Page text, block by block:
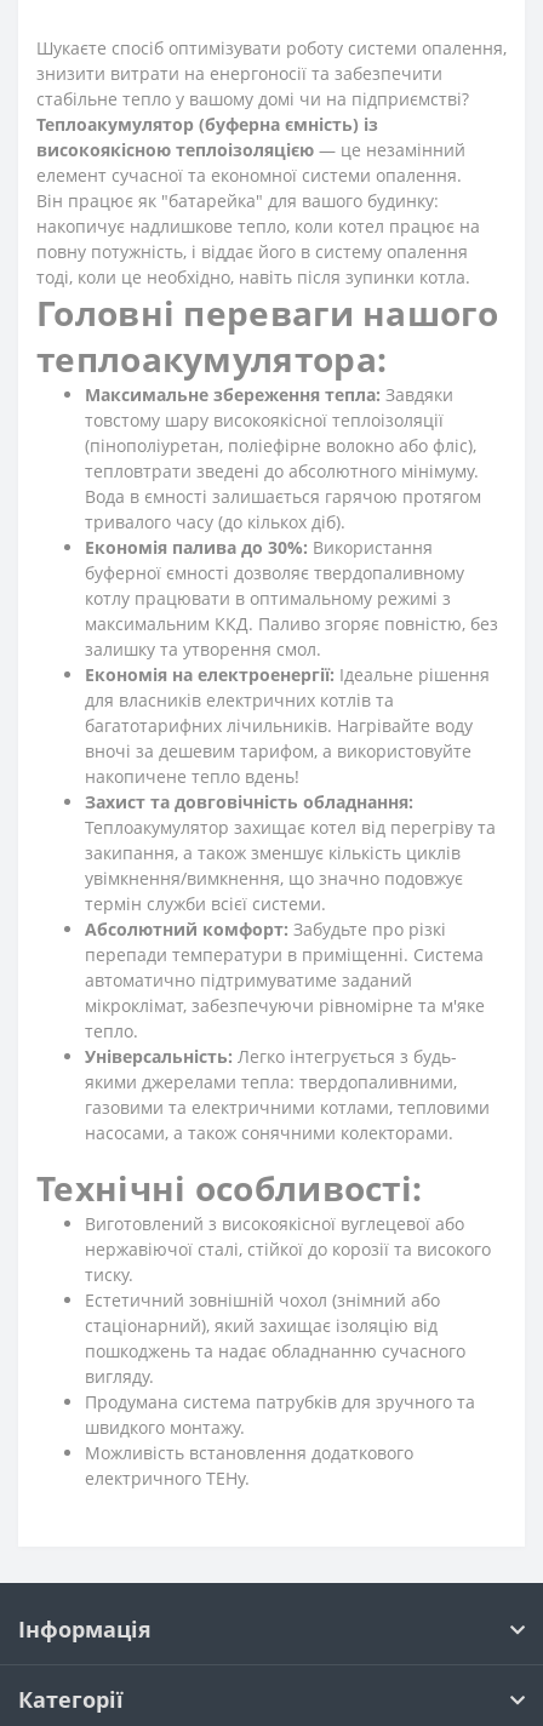
Шукаєте спосіб оптимізувати роботу системи опалення,
знизити витрати на енергоносії та забезпечити
стабільне тепло у вашому домі чи на підприємстві?
Теплоакумулятор (буферна ємність) із
високоякісною теплоізоляцією — це незамінний
елемент сучасної та економної системи опалення.
Він працює як "батарейка" для вашого будинку:
накопичує надлишкове тепло, коли котел працює на
повну потужність, і віддає його в систему опалення
тоді, коли це необхідно, навіть після зупинки котла.
Головні переваги нашого
теплоакумулятора:
Максимальне збереження тепла: Завдяки
товстому шару високоякісної теплоізоляції
(пінополіуретан, поліефірне волокно або фліс),
тепловтрати зведені до абсолютного мінімуму.
Вода в ємності залишається гарячою протягом
тривалого часу (до кількох діб).
Економія палива до 30%: Використання
буферної ємності дозволяє твердопаливному
котлу працювати в оптимальному режимі з
максимальним ККД. Паливо згоряє повністю, без
залишку та утворення смол.
Економія на електроенергії: Ідеальне рішення
для власників електричних котлів та
багатотарифних лічильників. Нагрівайте воду
вночі за дешевим тарифом, а використовуйте
накопичене тепло вдень!
Захист та довговічність обладнання:
Теплоакумулятор захищає котел від перегріву та
закипання, а також зменшує кількість циклів
увімкнення/вимкнення, що значно подовжує
термін служби всієї системи.
Абсолютний комфорт: Забудьте про різкі
перепади температури в приміщенні. Система
автоматично підтримуватиме заданий
мікроклімат, забезпечуючи рівномірне та м'яке
тепло.
Універсальність: Легко інтегрується з будь-
якими джерелами тепла: твердопаливними,
газовими та електричними котлами, тепловими
насосами, а також сонячними колекторами.
Технічні особливості:
Виготовлений з високоякісної вуглецевої або
нержавіючої сталі, стійкої до корозії та високого
тиску.
Естетичний зовнішній чохол (знімний або
стаціонарний), який захищає ізоляцію від
пошкоджень та надає обладнанню сучасного
вигляду.
Продумана система патрубків для зручного та
швидкого монтажу.
Можливість встановлення додаткового
електричного ТЕНу.
Інформація
Категорії